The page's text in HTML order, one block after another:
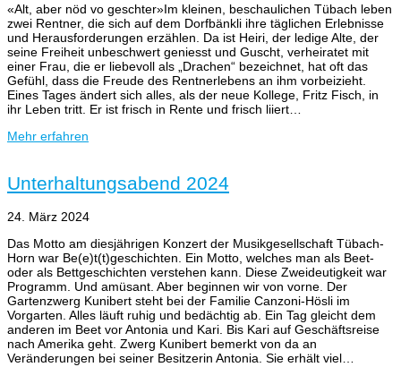
«Alt, aber nöd vo geschter»Im kleinen, beschaulichen Tübach leben
zwei Rentner, die sich auf dem Dorfbänkli ihre täglichen Erlebnisse
und Herausforderungen erzählen. Da ist Heiri, der ledige Alte, der
seine Freiheit unbeschwert geniesst und Guscht, verheiratet mit
einer Frau, die er liebevoll als „Drachen“ bezeichnet, hat oft das
Gefühl, dass die Freude des Rentnerlebens an ihm vorbeizieht.
Eines Tages ändert sich alles, als der neue Kollege, Fritz Fisch, in
ihr Leben tritt. Er ist frisch in Rente und frisch liiert…
Mehr erfahren
Unterhaltungsabend 2024
24. März 2024
Das Motto am diesjährigen Konzert der Musikgesellschaft Tübach-
Horn war Be(e)t(t)geschichten. Ein Motto, welches man als Beet-
oder als Bettgeschichten verstehen kann. Diese Zweideutigkeit war
Programm. Und amüsant. Aber beginnen wir von vorne. Der
Gartenzwerg Kunibert steht bei der Familie Canzoni-Hösli im
Vorgarten. Alles läuft ruhig und bedächtig ab. Ein Tag gleicht dem
anderen im Beet vor Antonia und Kari. Bis Kari auf Geschäftsreise
nach Amerika geht. Zwerg Kunibert bemerkt von da an
Veränderungen bei seiner Besitzerin Antonia. Sie erhält viel…